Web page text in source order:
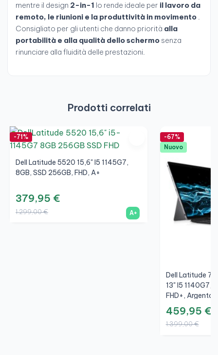
mentre il design 2-in-1 lo rende ideale per il lavoro da
remoto, le riunioni e la produttività in movimento .
Consigliato per gli utenti che danno priorità alla
portabilità e alla qualità dello schermo senza
rinunciare alla fluidità delle prestazioni.
Prodotti correlati
-71%
Dell Latitude 5520 15,6" I5 1145G7,
8GB, SSD 256GB, FHD, A+
379,95 €
1.299,00 € A+
-67%
Nuovo
Dell Latitude
13" I5 1140G7,
FHD+, Argento,
459,95 €
1.399,00 €